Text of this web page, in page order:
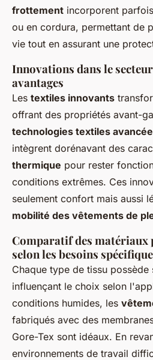
frottement incorporent
ou en cordura, permettant de
vie tout en assurant une
Innovations dans le
avantages
Les textiles innovants
offrant des propriétés avant-
technologies textiles
intègrent dorénavant des
thermique pour rester
conditions extrêmes. Ces
seulement confort mais aussi
mobilité des vêtements de
Comparatif des matériaux
selon les besoins
Chaque type de tissu
influençant le choix selon
conditions humides, les
fabriqués avec des
Gore-Tex sont idéaux. En
environnements de travail